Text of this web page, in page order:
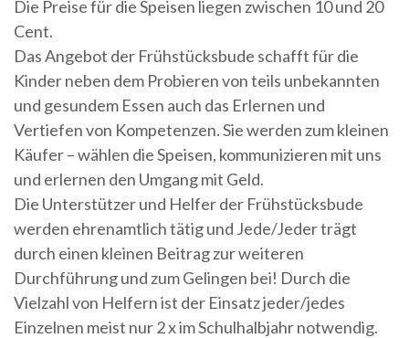
Die Preise für die Speisen liegen zwischen 10 und 20
Cent.
Das Angebot der Frühstücksbude schafft für die
Kinder neben dem Probieren von teils unbekannten
und gesundem Essen auch das Erlernen und
Vertiefen von Kompetenzen. Sie werden zum kleinen
Käufer – wählen die Speisen, kommunizieren mit uns
und erlernen den Umgang mit Geld.
Die Unterstützer und Helfer der Frühstücksbude
werden ehrenamtlich tätig und Jede/Jeder trägt
durch einen kleinen Beitrag zur weiteren
Durchführung und zum Gelingen bei! Durch die
Vielzahl von Helfern ist der Einsatz jeder/jedes
Einzelnen meist nur 2 x im Schulhalbjahr notwendig.